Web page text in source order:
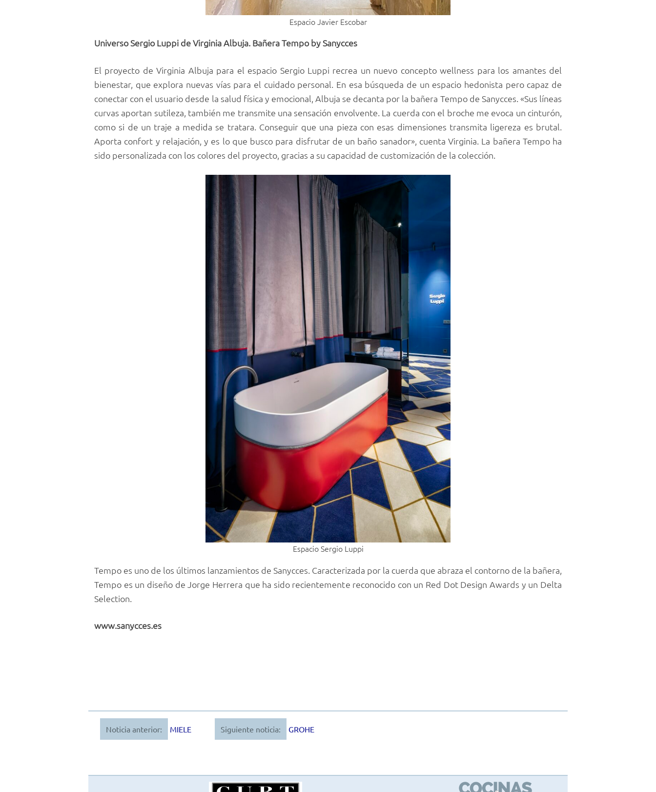
Espacio Javier Escobar
Universo Sergio Luppi de Virginia Albuja. Bañera Tempo by Sanycces
El proyecto de Virginia Albuja para el espacio Sergio Luppi recrea un nuevo concepto wellness para los amantes del
bienestar, que explora nuevas vías para el cuidado personal. En esa búsqueda de un espacio hedonista pero capaz de
conectar con el usuario desde la salud física y emocional, Albuja se decanta por la bañera Tempo de Sanycces. «Sus líneas
curvas aportan sutileza, también me transmite una sensación envolvente. La cuerda con el broche me evoca un cinturón,
como si de un traje a medida se tratara. Conseguir que una pieza con esas dimensiones transmita ligereza es brutal.
Aporta confort y relajación, y es lo que busco para disfrutar de un baño sanador», cuenta Virginia. La bañera Tempo ha
sido personalizada con los colores del proyecto, gracias a su capacidad de customización de la colección.
Espacio Sergio Luppi
Tempo es uno de los últimos lanzamientos de Sanycces. Caracterizada por la cuerda que abraza el contorno de la bañera,
Tempo es un diseño de Jorge Herrera que ha sido recientemente reconocido con un Red Dot Design Awards y un Delta
Selection.
www.sanycces.es
Navegación
Noticia anterior: MIELE Siguiente noticia: GROHE